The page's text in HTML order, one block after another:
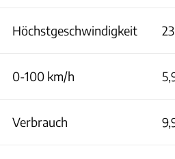
Höchstgeschwindigkeit
0-100 km/h
Verbrauch